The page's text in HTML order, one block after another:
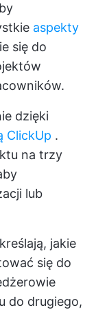
aspekty
się do
dzięki
ClickUp .
na trzy
lub
jakie
się do
do drugiego,